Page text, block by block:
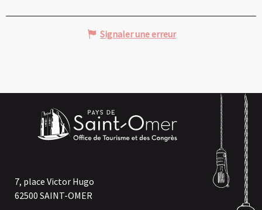
Signaler une erreur
7, place Victor Hugo
62500 SAINT-OMER